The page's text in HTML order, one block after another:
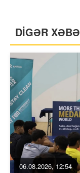
DİGƏR
06.08.2026, 12:54